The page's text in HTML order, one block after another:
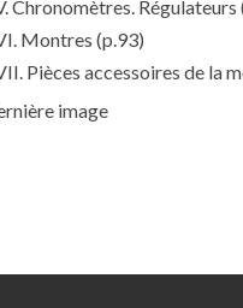
Chronomètres. Régulateurs
Montres (p.93)
Pièces accessoires de la
image